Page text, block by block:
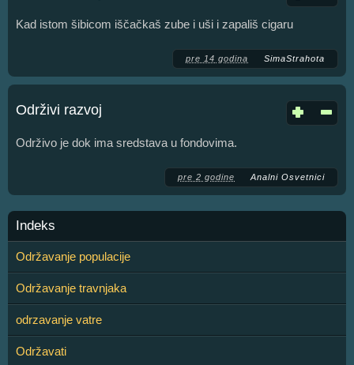
Kad istom šibicom iščačkaš zube i uši i zapališ cigaru
pre 14 godina SimaStrahota
Održivi razvoj
Održivo je dok ima sredstava u fondovima.
pre 2 godine Analni Osvetnici
Indeks
Održavanje populacije
Održavanje travnjaka
odrzavanje vatre
Održavati